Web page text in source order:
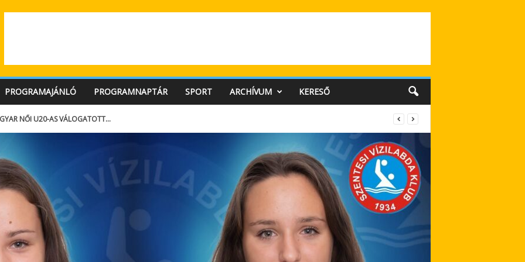
PROGRAMAJÁNLÓ PROGRAMNAPTÁR SPORT ARCHÍVUM KERESŐ
NŐI U20-AS VÁLOGATOTT…